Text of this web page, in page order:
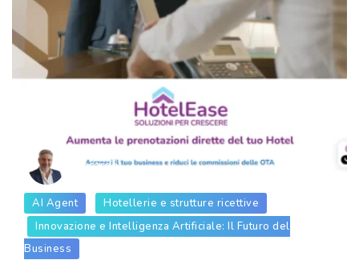
Riccardo
AI Agent
Hotellerie e strutture ricettive
Innovazione e Intelligenza Artificiale: Il Futuro del
Business